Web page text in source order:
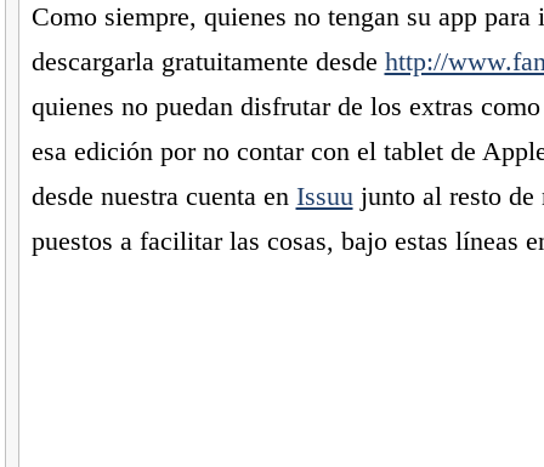
Como siempre, quienes no tengan su app para
descargarla gratuitamente desde http://
quienes no puedan disfrutar de los extras
esa edición por no contar con el tablet de
desde nuestra cuenta en Issuujunto al resto de
puestos a facilitar las cosas, bajo estas líneas